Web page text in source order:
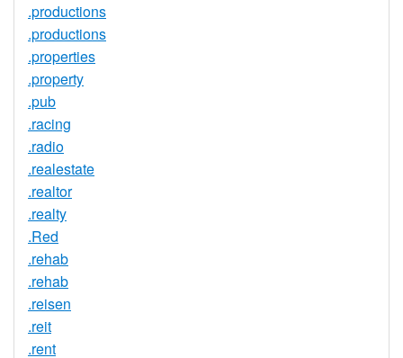
.productions
.productions
.properties
.property
.pub
.racing
.radio
.realestate
.realtor
.realty
.Red
.rehab
.rehab
.reisen
.reit
.rent